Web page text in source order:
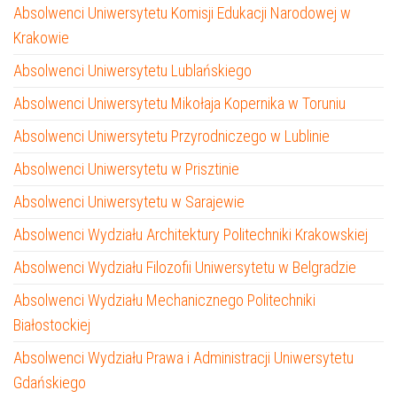
Absolwenci Uniwersytetu Komisji Edukacji Narodowej w
Krakowie
Absolwenci Uniwersytetu Lublańskiego
Absolwenci Uniwersytetu Mikołaja Kopernika w Toruniu
Absolwenci Uniwersytetu Przyrodniczego w Lublinie
Absolwenci Uniwersytetu w Prisztinie
Absolwenci Uniwersytetu w Sarajewie
Absolwenci Wydziału Architektury Politechniki Krakowskiej
Absolwenci Wydziału Filozofii Uniwersytetu w Belgradzie
Absolwenci Wydziału Mechanicznego Politechniki
Białostockiej
Absolwenci Wydziału Prawa i Administracji Uniwersytetu
Gdańskiego